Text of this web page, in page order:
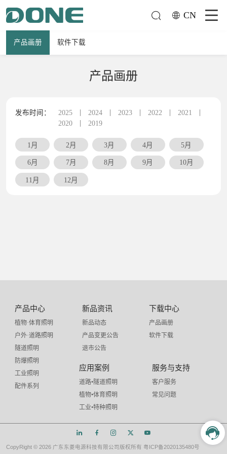
CN
产品画册 软件下载
产品画册
发布时间： 2025 2024 2023 2022
2021
2020
2019
1月 2月 3月 4月 5月
6月 7月 8月 9月 10月
11月 12月
产品中心
植物·体育照明
户外·道路照明
隧道照明
防爆照明
工业照明
配件系列
新品资讯
新品动态
产品变更公告
退市公告
下载中心
产品画册
软件下载
应用案例
道路•隧道照明
植物•体育照明
工业•特种照明
服务与支持
客户服务
常见问题
CopyRight © 2026 广东东菱电源科技有限公司版权所有 粤ICP备2020135480号